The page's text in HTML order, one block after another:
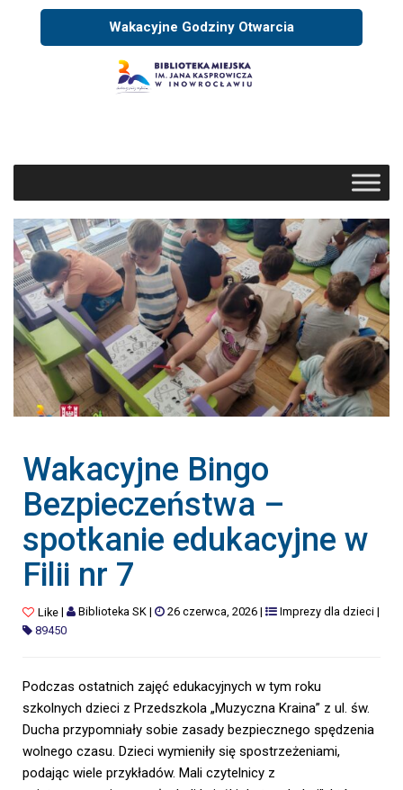
Wakacyjne Godziny Otwarcia
Wakacyjne Bingo
Bezpieczeństwa –
spotkanie edukacyjne w
Filii nr 7
Like| Biblioteka SK| 26 czerwca, 2026| Imprezy dla dzieci|
89450
Podczas ostatnich zajęć edukacyjnych w tym roku
szkolnych dzieci z Przedszkola „Muzyczna Kraina” z ul. św.
Ducha przypomniały sobie zasady bezpiecznego spędzenia
wolnego czasu. Dzieci wymieniły się spostrzeżeniami,
podając wiele przykładów. Mali czytelnicy z